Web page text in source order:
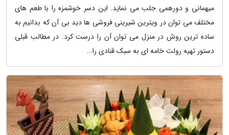
میهمانی و دورهمی جلب می نماید. این دسر خوشمزه را با طعم های
مختلف می توان در ویترین شیرینی فروشی ها دید بی آن که بدانیم به
ساده ترین روش در منزل می توان آن را درست کرد. در مطالب قبلی
دستور تهیه رولت خامه ای به سبک قنادی را...